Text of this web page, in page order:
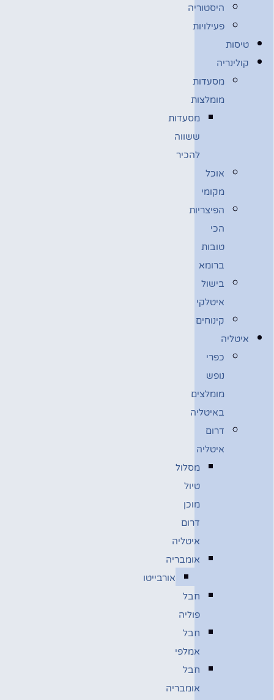
היסטוריה
פעילויות
טיסות
קולינריה
מסעדות
מומלצות
מסעדות
ששווה
להכיר
אוכל
מקומי
הפיצריות
הכי
טובות
ברומא
בישול
איטלקי
קינוחים
איטליה
כפרי
נופש
מומלצים
באיטליה
דרום
איטליה
מסלול
טיול
מוכן
דרום
איטליה
אומבריה
אורבייטו
חבל
פוליה
חבל
אמלפי
חבל
אומבריה